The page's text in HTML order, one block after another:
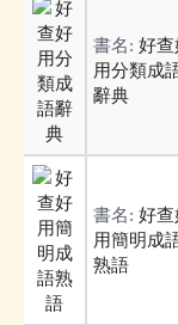
書名: 好查
用分類成
辭典
書名: 好查
用簡明成
熟語